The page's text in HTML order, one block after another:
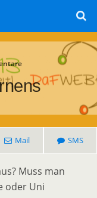
Mail SMS
Muss man
oder Uni